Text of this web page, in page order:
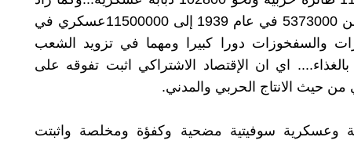
عدد افراد الجيش الاحمر من 5373000 في عام 1939 إلى 11500000عسكري في
والسفخوزات دورا كبيرا ومهما في تزويد الشعب
اي ان الإقتصاد الاشتراكي اثبت تفوقه على
من حيث الانتاج الحربي والمدني.
وعسكرية سوفيتية مضحية وكفؤة ومخلصة واثبتت